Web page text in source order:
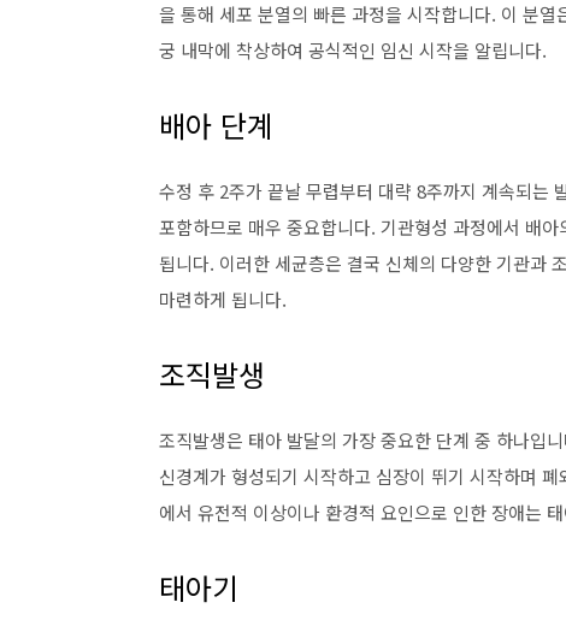
을 통해 세포 분열의 빠른 과정을 시작합니다. 이 분
궁 내막에 착상하여 공식적인 임신 시작을 알립니다.
배아 단계
수정 후 2주가 끝날 무렵부터 대략 8주까지 계속되는
포함하므로 매우 중요합니다. 기관형성 과정에서 배
됩니다. 이러한 세균층은 결국 신체의 다양한 기관과
마련하게 됩니다.
조직발생
조직발생은 태아 발달의 가장 중요한 단계 중 하나입
신경계가 형성되기 시작하고 심장이 뛰기 시작하며
에서 유전적 이상이나 환경적 요인으로 인한 장애는
태아기